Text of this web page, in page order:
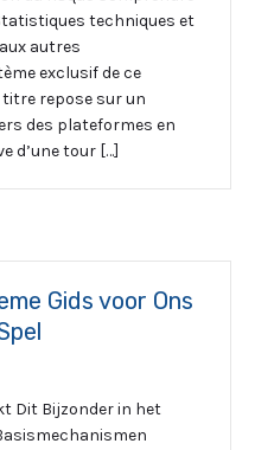
techniques et
autres
exclusif de ce
repose sur un
des plateformes en
d’une tour […]
Gids voor Ons
Dit Bijzonder in het